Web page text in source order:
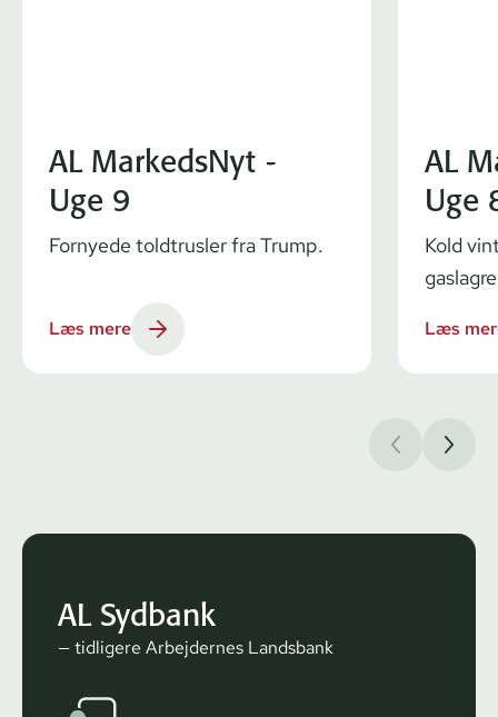
AL MarkedsNyt -
Uge 9
Fornyede toldtrusler fra Trump.
Læs mere
AL
Uge
Kold
Læs
AL Sydbank
— tidligere Arbejdernes Landsbank